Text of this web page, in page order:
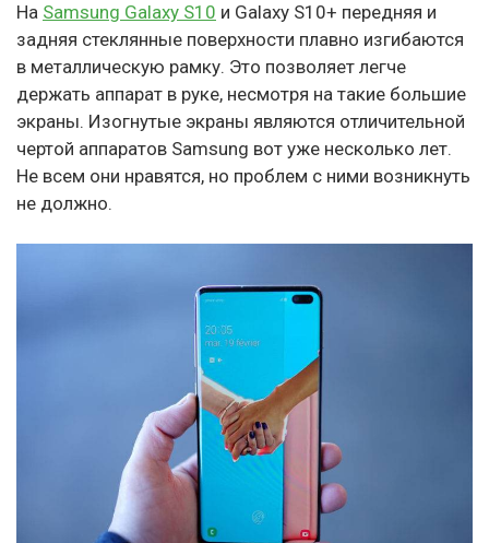
На Samsung Galaxy S10 и Galaxy S10+ передняя и
задняя стеклянные поверхности плавно изгибаются
в металлическую рамку. Это позволяет легче
держать аппарат в руке, несмотря на такие большие
экраны. Изогнутые экраны являются отличительной
чертой аппаратов Samsung вот уже несколько лет.
Не всем они нравятся, но проблем с ними возникнуть
не должно.